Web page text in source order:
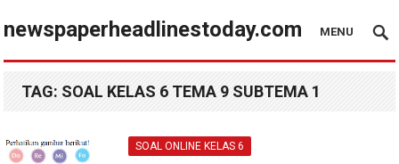
newspaperheadlinestoday.com MENU
TAG: SOAL KELAS 6 TEMA 9 SUBTEMA 1
SOAL ONLINE KELAS 6